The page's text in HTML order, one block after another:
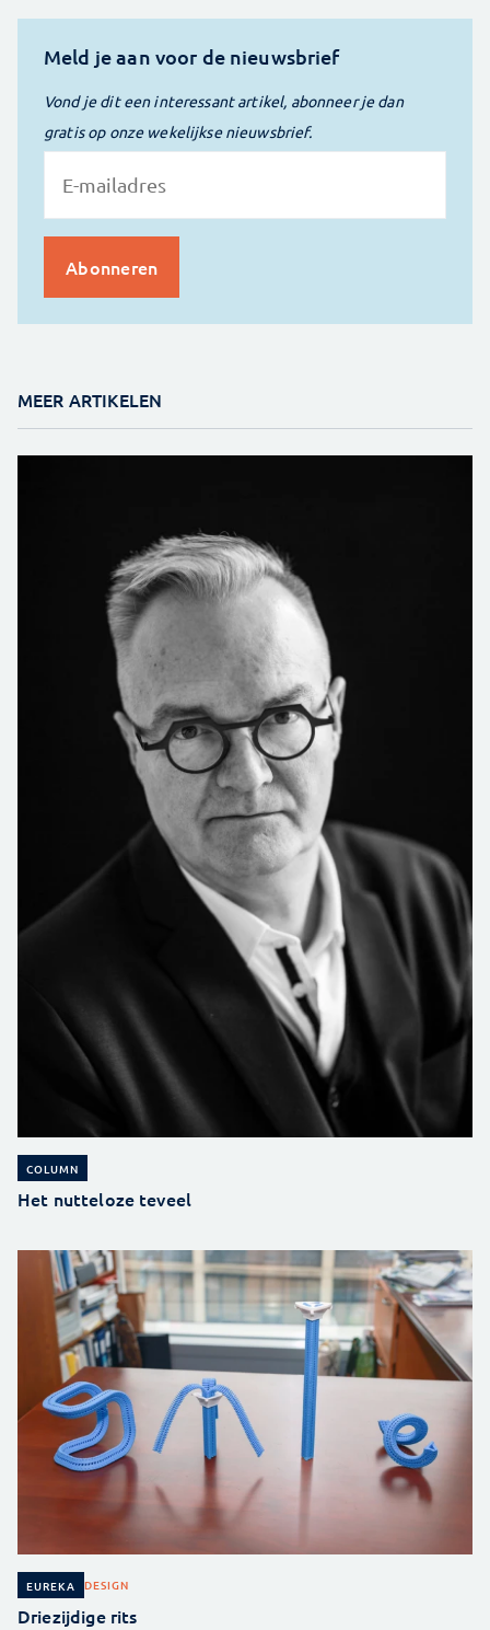
Meld je aan voor de nieuwsbrief
Vond je dit een interessant artikel, abonneer je dan
gratis op onze wekelijkse nieuwsbrief.
MEER ARTIKELEN
COLUMN
Het nutteloze teveel
EUREKA DESIGN
Driezijdige rits